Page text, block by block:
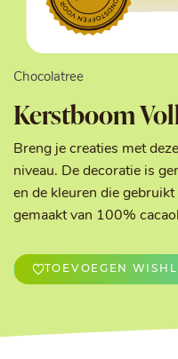
Chocolatree
Kerstboom
Breng je creaties met
niveau. De decoratie is
en de kleuren die
gemaakt van 100%
TOEVOEGEN